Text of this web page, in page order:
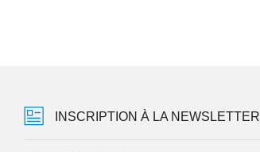
INSCRIPTION À LA NEWSLETTER